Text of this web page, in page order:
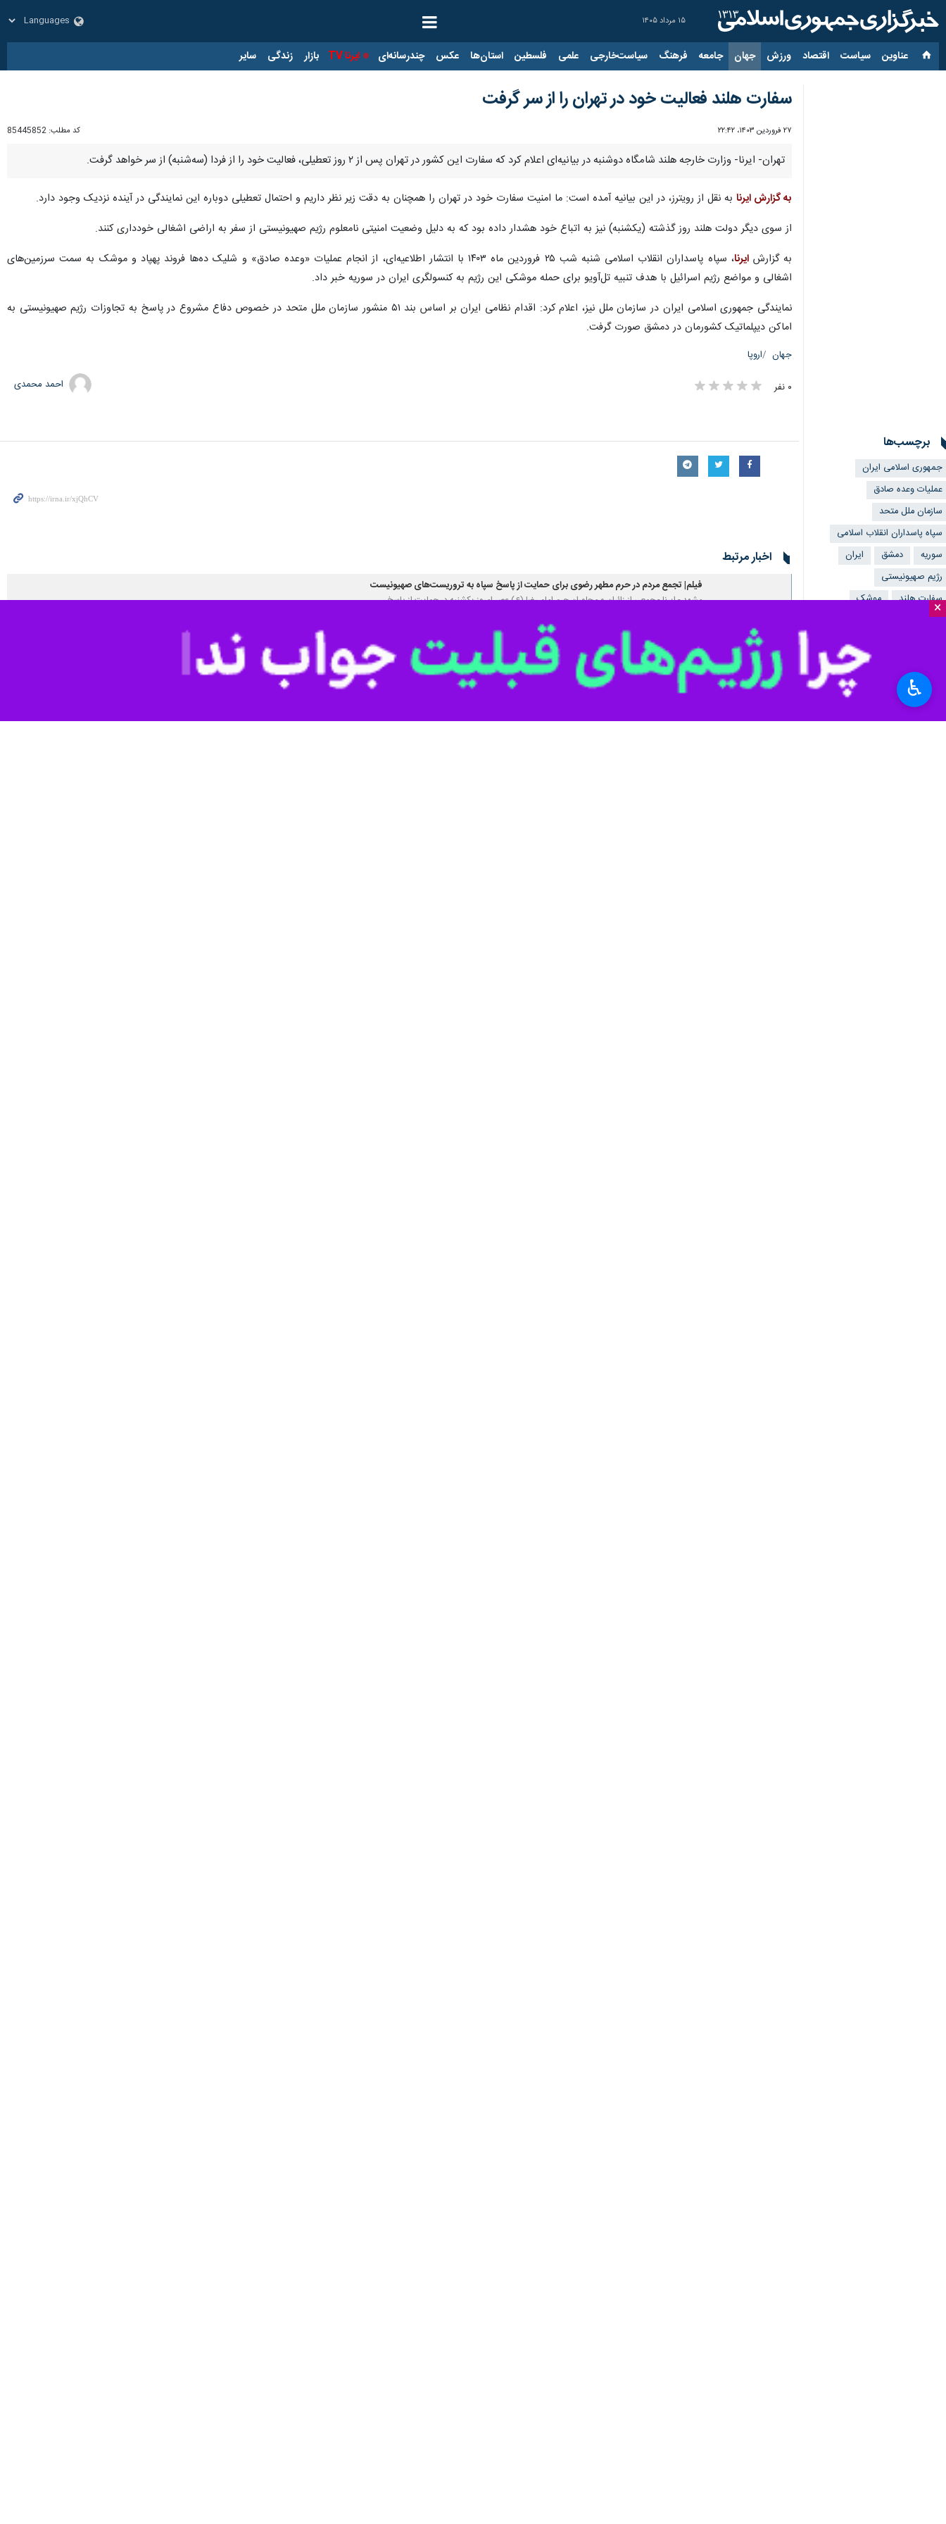
۱۵ مرداد ۱۴۰۵
عناوین‌ سیاست اقتصاد ورزش جهان جامعه فرهنگ سیاست‌خارجی علمی فلسطین استان‌ها عکس چندرسانه‌ای ایرنا TV بازار زندگی سایر
×
سفارت هلند فعالیت خود در تهران را از سر گرفت
۲۷ فروردین ۱۴۰۳، ۲۲:۴۲ کد مطلب: 85445852
تهران- ایرنا- وزارت خارجه هلند شامگاه دوشنبه در بیانیه‌ای اعلام کرد که سفارت این کشور در تهران پس از ۲ روز تعطیلی، فعالیت خود را از فردا (سه‌شنبه) از سر خواهد گرفت.
به گزارش ایرنا به نقل از رویترز، در این بیانیه آمده است: ما امنیت سفارت خود در تهران را همچنان به دقت زیر نظر داریم و احتمال تعطیلی دوباره این نمایندگی در آینده نزدیک وجود دارد.
از سوی دیگر دولت هلند روز گذشته (یکشنبه) نیز به اتباع خود هشدار داده بود که به دلیل وضعیت امنیتی نامعلوم رژیم صهیونیستی از سفر به اراضی اشغالی خودداری کنند.
به گزارشایرنا
، سپاه پاسداران انقلاب اسلامی شنبه شب ۲۵ فروردین ماه ۱۴۰۳ با انتشار اطلاعیه‌ای، از انجام عملیات «وعده صادق» و شلیک ده‌ها فروند پهپاد و موشک به سمت سرزمین‌های
اشغالی و مواضع رژیم اسرائیل با هدف تنبیه تل‌آویو برای حمله موشکی این رژیم به کنسولگری ایران در سوریه خبر داد.
نمایندگی جمهوری اسلامی ایران در سازمان ملل نیز، اعلام کرد: اقدام نظامی ایران بر اساس بند ۵۱ منشور سازمان ملل متحد در خصوص دفاع مشروع در پاسخ به تجاوزات رژیم صهیونیستی به
اماکن دیپلماتیک کشورمان در دمشق صورت گرفت.
جهان اروپا
۰ نفر احمد محمدی
برچسب‌ها
جمهوری اسلامی ایران
عملیات وعده صادق
سازمان ملل متحد
سپاه پاسداران انقلاب اسلامی
سوریه
دمشق
ایران
رژیم صهیونیستی
سفارت هلند
موشک
سرزمین های اشغالی
عملیات وعده صادق؛ انتقام خون
شهدای کنسولگری ایران و
فرماندهان سپاه
اخبار مرتبط
فیلم| تجمع مردم در حرم مطهر رضوی برای حمایت از پاسخ سپاه به تروریست‌های صهیونیست
مشهد - ایرنا - جمعی از زائران و مجاوران حرم امام رضا (ع) عصر امروز یکشنبه در حمایت از پاسخ…
فیلم | تجمع مردم اصفهان در حمایت از پاسخ ایران به جنایات رژیم صهیونسیتی
اصفهان - ایرنا - جمعی از مردم اصفهان شامگاه یکشنبه ۲۶ فروردین ۱۴۰۳ در حمایت از پاسخ مشروع جمهوری…
♿︎